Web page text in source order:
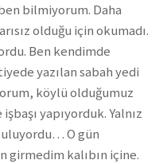
bilmiyorum. Daha
olduğu için okumadı.
Ben kendimde
yazılan sabah yedi
köylü olduğumuz
yapıyorduk. Yalnız
O gün
girmedim kalıbın içine.